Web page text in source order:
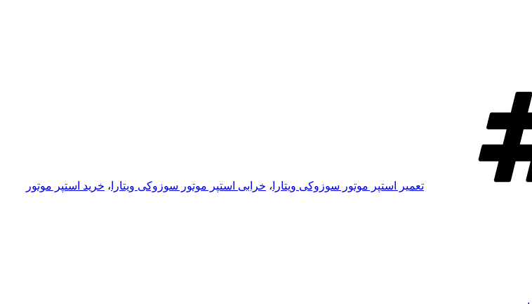
تعمیر استپر موتور سوزوکی ویتارا ، خرابی استپر موتور سوزوکی ویتارا ، خرید استپر موتور